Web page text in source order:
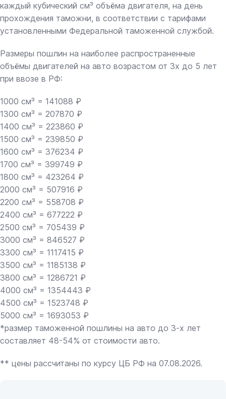
каждый кубический см³ объёма двигателя, на день
прохождения таможни, в соответствии с тарифами
установленными Федеральной таможенной службой.
Размеры пошлин на наиболее распространенные
объёмы двигателей на авто возрастом от 3х до 5 лет
при ввозе в РФ:
1000 см³ = 141088 ₽
1300 см³ = 207870 ₽
1400 см³ = 223860 ₽
1500 см³ = 239850 ₽
1600 см³ = 376234 ₽
1700 см³ = 399749 ₽
1800 см³ = 423264 ₽
2000 см³ = 507916 ₽
2200 см³ = 558708 ₽
2400 см³ = 677222 ₽
2500 см³ = 705439 ₽
3000 см³ = 846527 ₽
3300 см³ = 1117415 ₽
3500 см³ = 1185138 ₽
3800 см³ = 1286721 ₽
4000 см³ = 1354443 ₽
4500 см³ = 1523748 ₽
5000 см³ = 1693053 ₽
*размер таможенной пошлины на авто до 3-х лет
составляет 48-54% от стоимости авто.
** цены рассчитаны по курсу ЦБ РФ на 07.08.2026.